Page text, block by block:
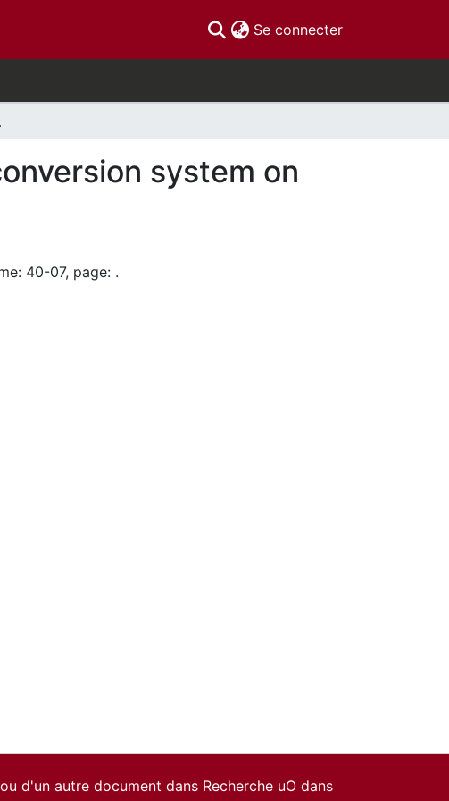
Se connecter(current)
system on
40-07, page: .
d'un autre document dans Recherche uO dans